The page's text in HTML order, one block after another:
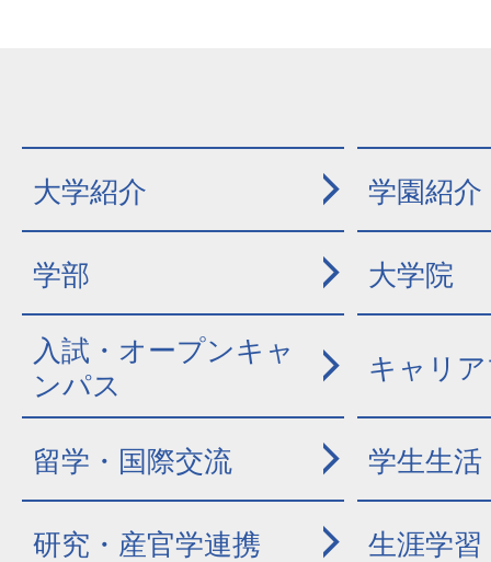
大学紹介 学園紹介
学部 大学院
入試・オープンキャ
ンパス
キャリ
留学・国際交流 学生生活
研究・産官学連携 生涯学習